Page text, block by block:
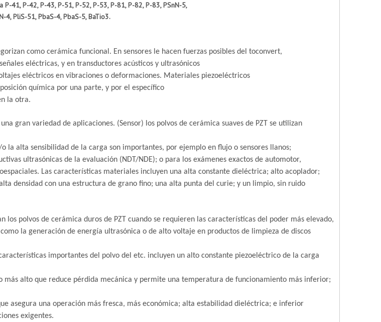
41, P-42, P-43, P-51, P-52, P-53, P-81, P-82, P-83, PSnN-5,
4, PliS-51, PbaS-4, PbaS-5, BaTio3.
como cerámica funcional. En sensores le hacen fuerzas posibles del toconvert,
eléctricas, y en transductores acústicos y ultrasónicos
eléctricos en vibraciones o deformaciones. Materiales piezoeléctricos
química por una parte, y por el específico
la otra.
gran variedad de aplicaciones. (Sensor) los polvos de cerámica suaves de PZT se utilizan
la alta sensibilidad de la carga son importantes, por ejemplo en flujo o sensores llanos;
ultrasónicas de la evaluación (NDT/NDE); o para los exámenes exactos de automotor,
Las características materiales incluyen una alta constante dieléctrica; alto acoplador;
densidad con una estructura de grano fino; una alta punta del curie; y un limpio, sin ruido
los polvos de cerámica duros de PZT cuando se requieren las características del poder más elevado,
la generación de energía ultrasónica o de alto voltaje en productos de limpieza de discos
importantes del polvo del etc. incluyen un alto constante piezoeléctrico de la carga
más alto que reduce pérdida mecánica y permite una temperatura de funcionamiento más inferior;
asegura una operación más fresca, más económica; alta estabilidad dieléctrica; e inferior
exigentes.